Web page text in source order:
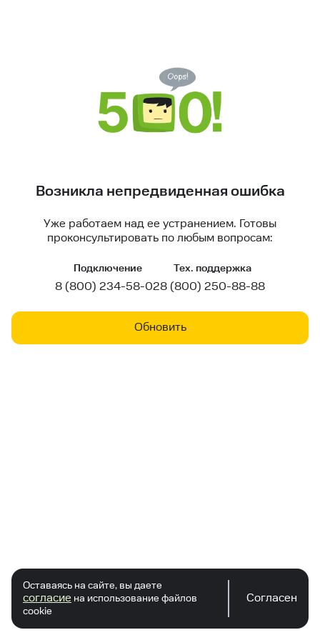
Возникла непредвиденная ошибка
Уже работаем над ее устранением. Готовы
проконсультировать по любым вопросам:
Подключение
8 (800) 234-58-02
Тех. поддержка
8 (800) 250-88-88
Обновить
Оставаясь на сайте, вы даете
согласие на использование файлов
cookie
Согласен